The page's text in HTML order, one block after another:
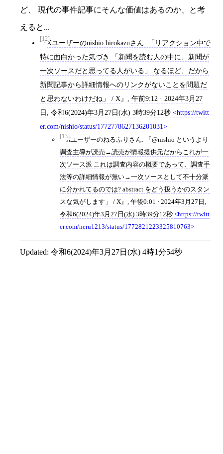
ど、 現代の事件記事にそんな価値はあるのか、と考
えると...
[12]Xユーザーのnishio hirokazuさん: 「リアクション中で
特に面白かった気づき 「新聞を読む人の中に、新聞が
一次ソースだと思ってる人がいる」 なるほど、だから
新聞記事から詳細情報へのリンクがないことを問題だ
と思わないわけだね」 / X
午前9:12 · 2024年3月27
日
令和6(2024)年3月27日(水) 3時39分12秒
https://twitt
er.com/nishio/status/1772778627136201031
[13]Xユーザーのねるふりさん: 「@nishio というより
調査主導が読売→読売が情報提供元だからこれが一
次ソース派 これは調査内容の概要であって、調査手
法等の詳細情報が無い→一次ソースとして不十分派
に分かれてるのでは? abstract をどう扱うかのスタン
スな気がします」 / X
午後0:01 · 2024年3月27日
令和6(2024)年3月27日(水) 3時39分12秒
https://twitt
er.com/neru1213/status/1772821223325810763
Updated: 令和6(2024)年3月27日(水) 4時1分54秒